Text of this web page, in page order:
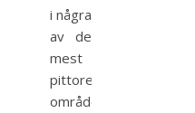
i några
av de
mest
pittoreska
områdena